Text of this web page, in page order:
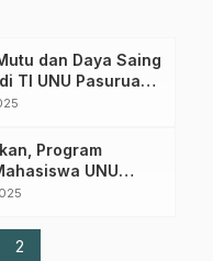
dan Daya Saing
TI UNU Pasuruan
di BKSTI
Program
UNU
KMI Awards 2025
2